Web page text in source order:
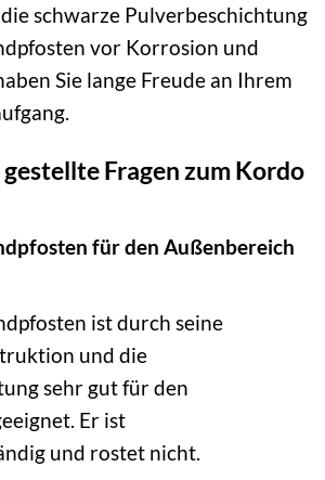
schwarze Pulverbeschichtung
vor Korrosion und
Sie lange Freude an Ihrem
gestellte Fragen zum Kordo
für den Außenbereich
ist durch seine
und die
sehr gut für den
Er ist
und rostet nicht.